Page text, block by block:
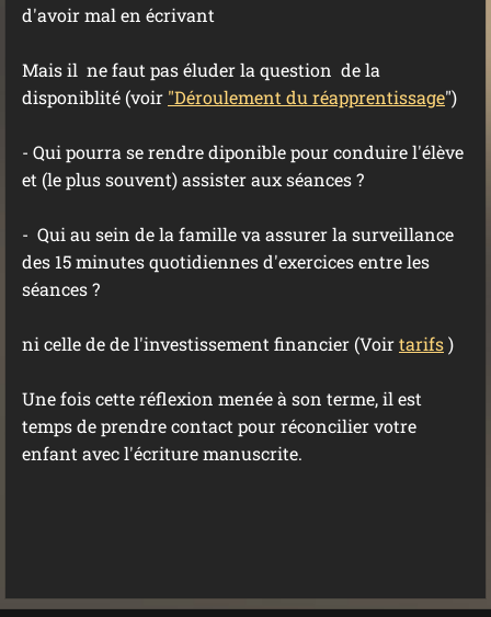
d'avoir mal en écrivant
Mais il ne faut pas éluder la question de la
disponiblité (voir "Déroulement du réapprentissage")
- Qui pourra se rendre diponible pour conduire l'élève
et (le plus souvent) assister aux séances ?
- Qui au sein de la famille va assurer la surveillance
des 15 minutes quotidiennes d'exercices entre les
séances ?
ni celle de de l'investissement financier (Voirtarifs)
Une fois cette réflexion menée à son terme, il est
temps de prendre contact pour réconcilier votre
enfant avec l'écriture manuscrite.